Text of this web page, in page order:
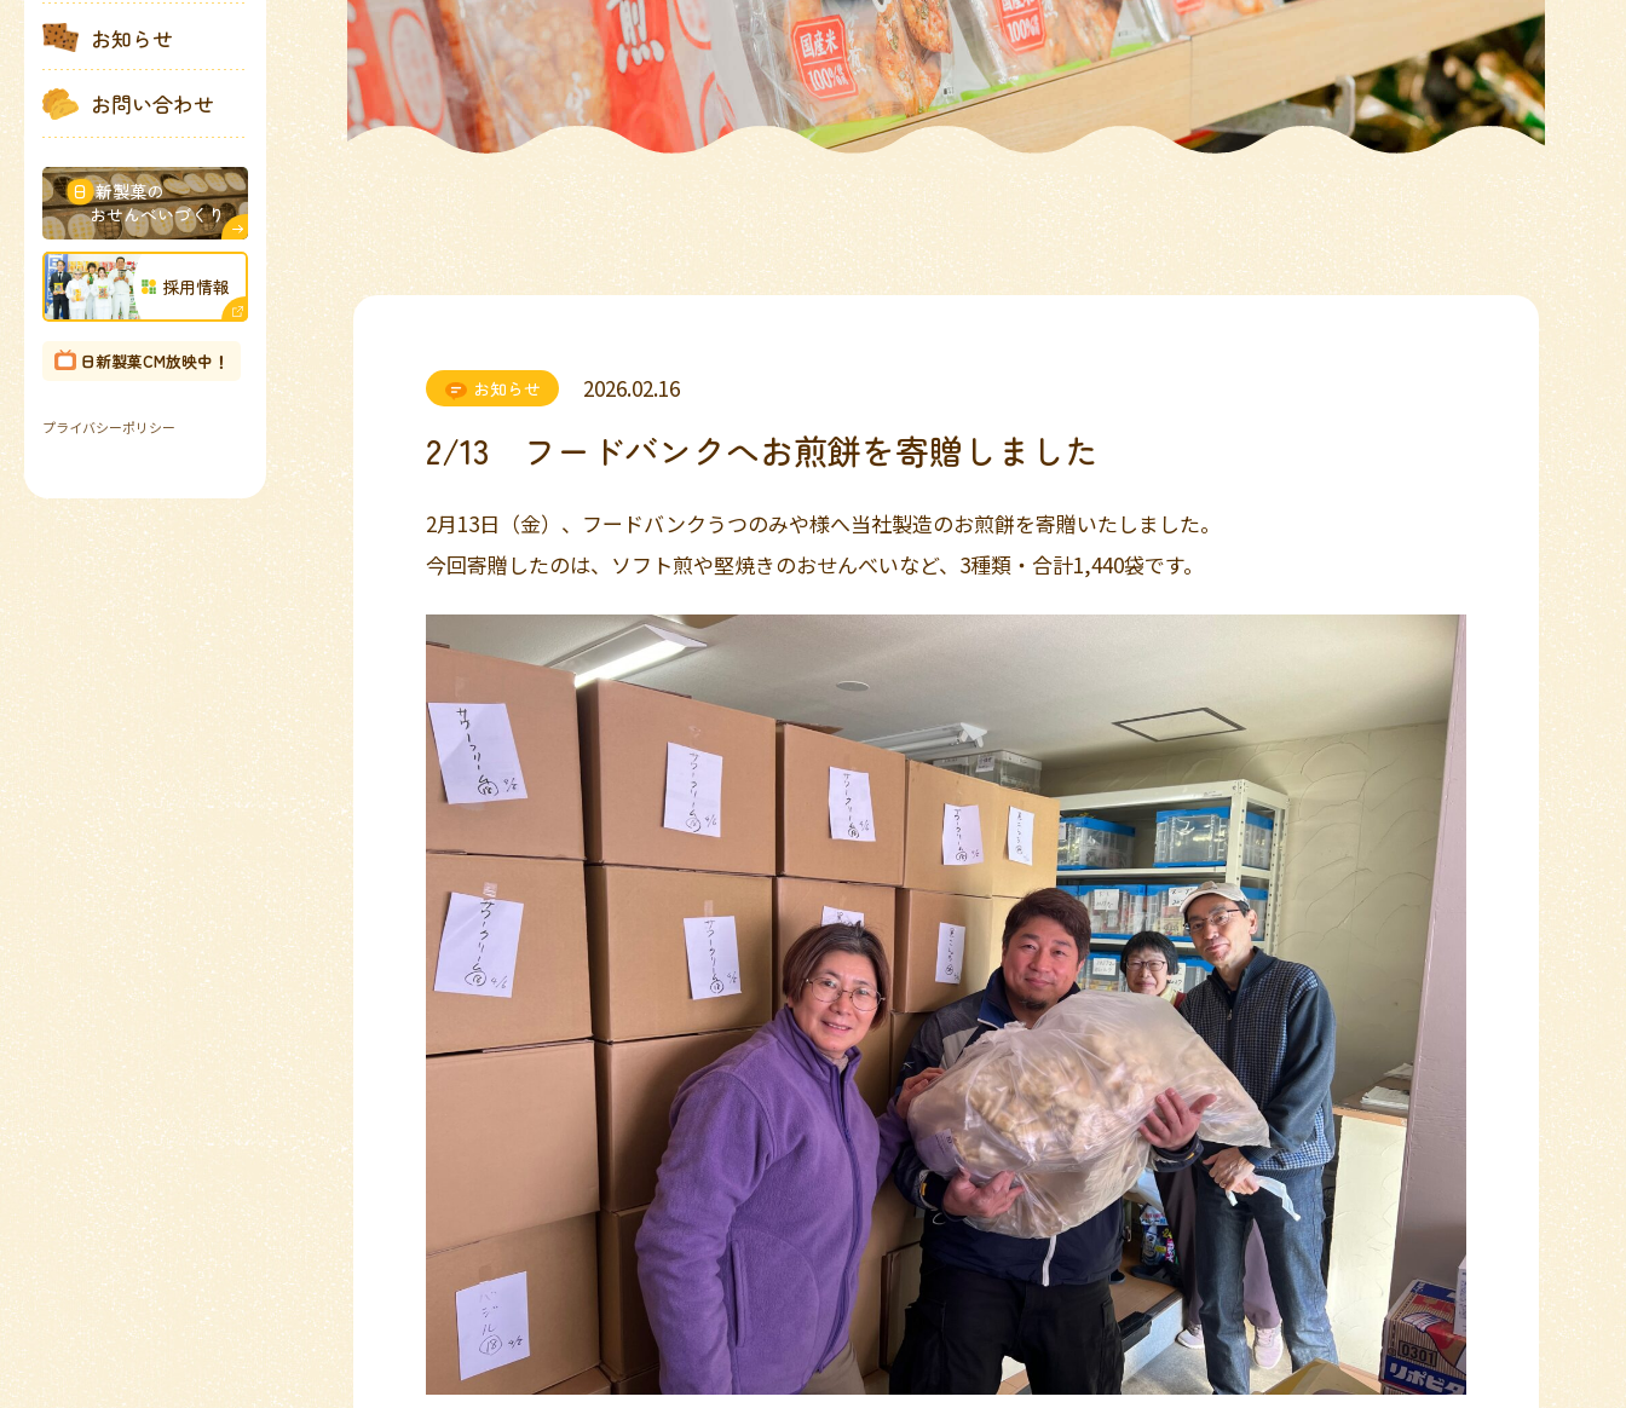
お知らせ
お問い合わせ
日 新製菓の
おせんべいづくり
採用情報
日新製菓CM放映中！
プライバシーポリシー
お知らせ 2026.02.16
2/13 フードバンクへお煎餅を寄贈しました
2月13日（金）、フードバンクうつのみや様へ当社製造のお煎餅を寄贈いたしました。
今回寄贈したのは、ソフト煎や堅焼きのおせんべいなど、3種類・合計1,440袋です。